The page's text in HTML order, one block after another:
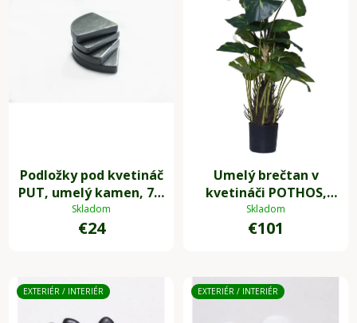
Podložky pod kvetináč
PUT, umelý kamen, 7 x
7 cm, 4-set, sivá
Skladom
€24
Umelý brečtan v
kvetináči POTHOS,
plast, výška 85 cm,
zelený
Skladom
€101
EXTERIÉR / INTERIÉR EXTERIÉR / INTERIÉR